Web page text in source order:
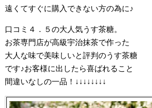
遠くてすぐに購入できない方の為に♪
口コミ４．５の大人気うす茶糖。
お茶専門店が高級宇治抹茶で作った
大人な味で美味しいと評判のうす茶糖
です♪お客様に出したら喜ばれること
間違いなしの一品！↓↓↓↓↓↓↓↓